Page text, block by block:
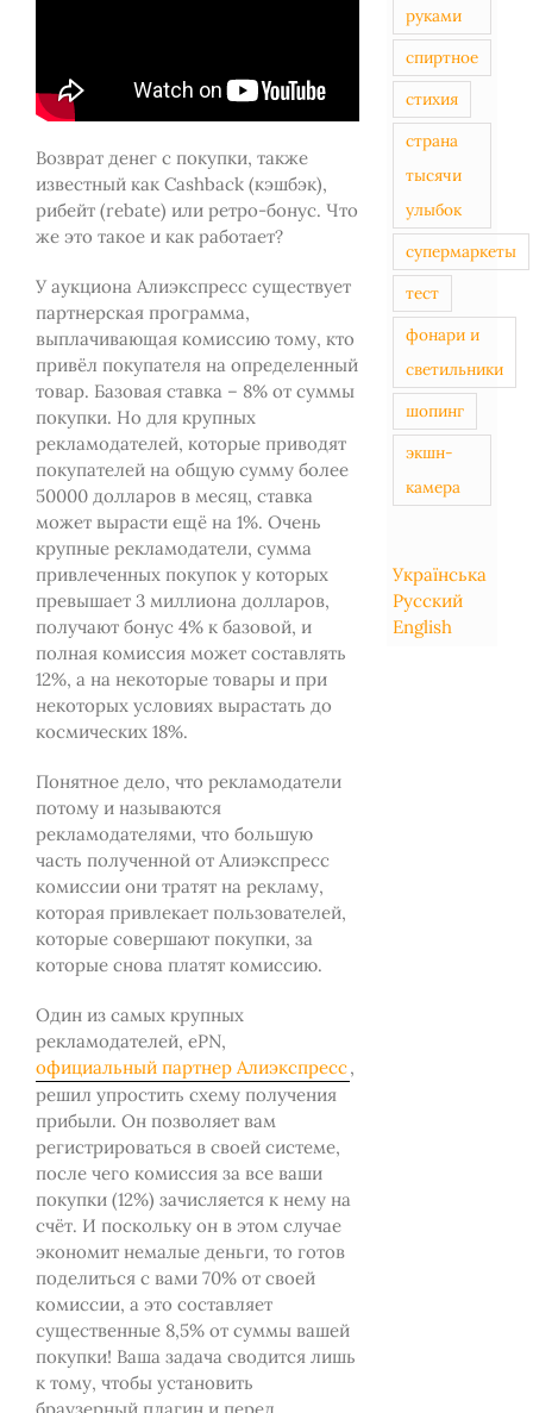
Возврат денег с покупки, также
известный как Cashback (кэшбэк),
рибейт (rebate) или ретро-бонус. Что
же это такое и как работает?
У аукциона Алиэкспресс существует
партнерская программа,
выплачивающая комиссию тому, кто
привёл покупателя на определенный
товар. Базовая ставка – 8% от суммы
покупки. Но для крупных
рекламодателей, которые приводят
покупателей на общую сумму более
50000 долларов в месяц, ставка
может вырасти ещё на 1%. Очень
крупные рекламодатели, сумма
привлеченных покупок у которых
превышает 3 миллиона долларов,
получают бонус 4% к базовой, и
полная комиссия может составлять
12%, а на некоторые товары и при
некоторых условиях вырастать до
космических 18%.
Понятное дело, что рекламодатели
потому и называются
рекламодателями, что большую
часть полученной от Алиэкспресс
комиссии они тратят на рекламу,
которая привлекает пользователей,
которые совершают покупки, за
которые снова платят комиссию.
Один из самых крупных
рекламодателей, ePN,
официальный партнер Алиэкспресс,
решил упростить схему получения
прибыли. Он позволяет вам
регистрироваться в своей системе,
после чего комиссия за все ваши
покупки (12%) зачисляется к нему на
счёт. И поскольку он в этом случае
экономит немалые деньги, то готов
поделиться с вами 70% от своей
комиссии, а это составляет
существенные 8,5% от суммы вашей
покупки! Ваша задача сводится лишь
к тому, чтобы установить
руками
спиртное
стихия
страна
тысячи
улыбок
супермаркеты
тест
фонари и
светильники
шопинг
экшн-
камера
Українська
Русский
English